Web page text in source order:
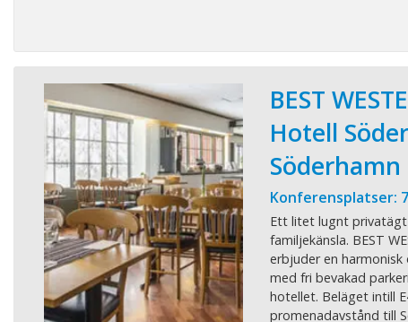
BEST
Hotell
Söderhamn
Konferensplatser:
Ett litet lugnt
familjekänsla. BEST
erbjuder en
med fri bevakad
hotellet. Beläget intill
promenadavstånd till